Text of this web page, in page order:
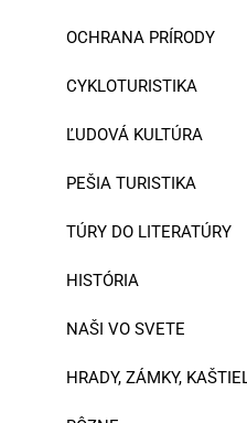
OCHRANA PRÍRODY
CYKLOTURISTIKA
ĽUDOVÁ KULTÚRA
PEŠIA TURISTIKA
TÚRY DO LITERATÚRY
HISTÓRIA
NAŠI VO SVETE
HRADY, ZÁMKY,